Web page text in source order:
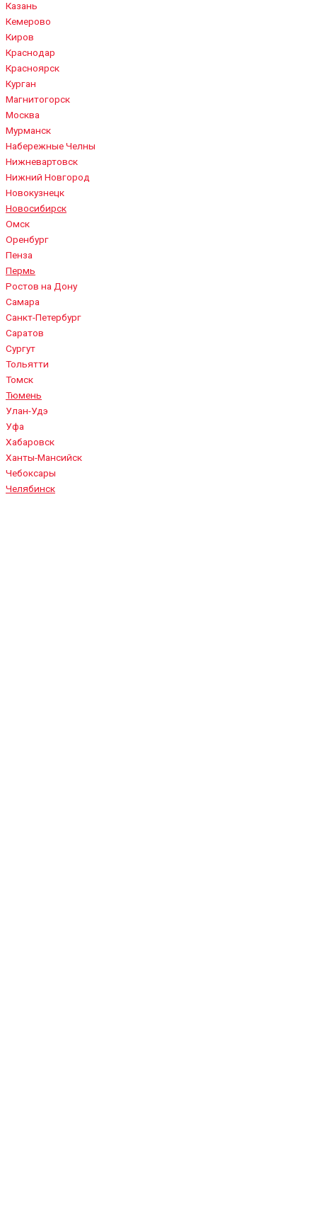
Казань
Кемерово
Киров
Краснодар
Красноярск
Курган
Магнитогорск
Москва
Мурманск
Набережные Челны
Нижневартовск
Нижний Новгород
Новокузнецк
Новосибирск
Омск
Оренбург
Пенза
Пермь
Ростов на Дону
Самара
Санкт-Петербург
Саратов
Сургут
Тольятти
Томск
Тюмень
Улан-Удэ
Уфа
Хабаровск
Ханты-Мансийск
Чебоксары
Челябинск